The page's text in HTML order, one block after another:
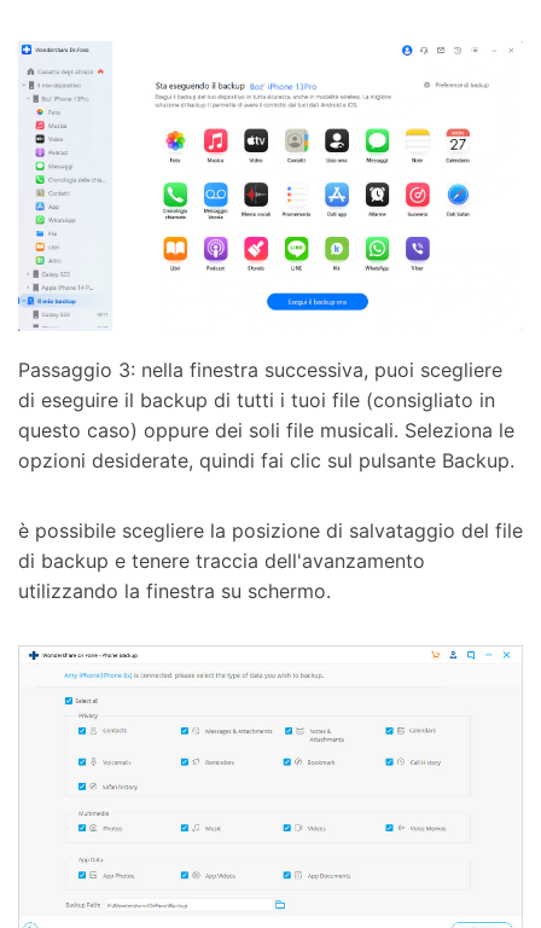
Passaggio 3: nella finestra successiva, puoi scegliere
di eseguire il backup di tutti i tuoi file (consigliato in
questo caso) oppure dei soli file musicali. Seleziona le
opzioni desiderate, quindi fai clic sul pulsante Backup.
è possibile scegliere la posizione di salvataggio del file
di backup e tenere traccia dell'avanzamento
utilizzando la finestra su schermo.